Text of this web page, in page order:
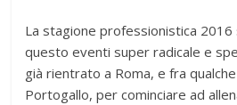
La stagione professionistica 2016
questo eventi super radicale e
già rientrato a Roma, e fra
Portogallo, per cominciare ad